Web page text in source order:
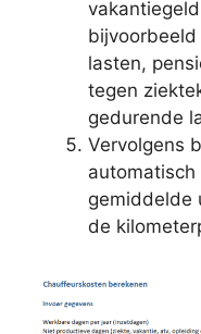
lasten,
tegen
gedurende
Vervolgens
gemiddelde
de